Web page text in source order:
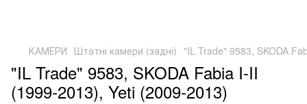
КАМЕРИ Штатні камери (задні) "IL Trade" 9583, SKODA
"IL Trade" 9583, SKODA Fabia I-II
(1999-2013), Yeti (2009-2013)